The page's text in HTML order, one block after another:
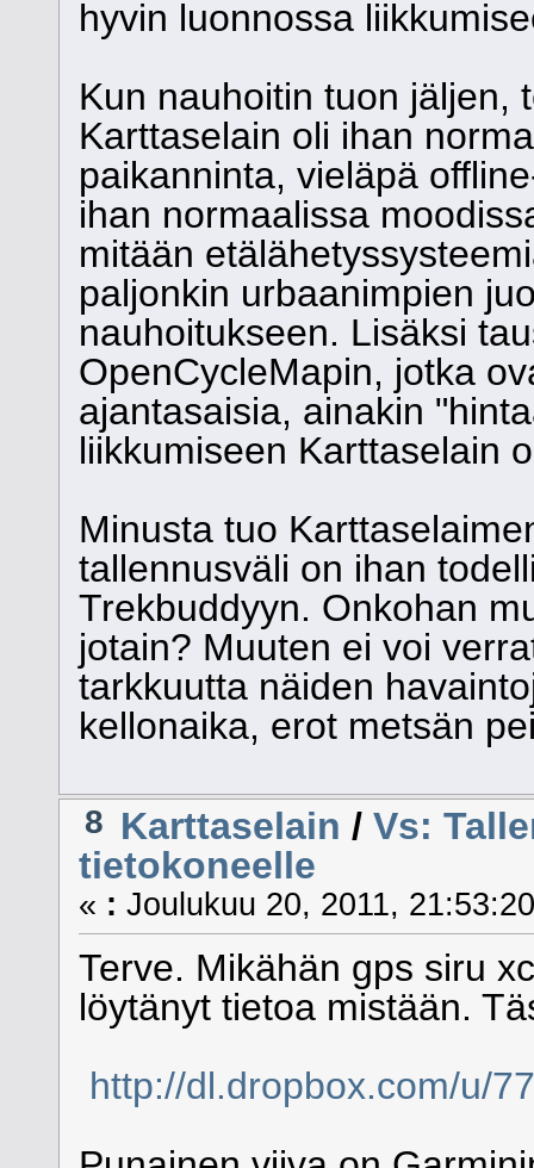
hyvin luonnossa
Kun nauhoitin tuon jäljen,
Karttaselain oli ihan
paikanninta, vieläpä
ihan normaalissa
mitään
paljonkin urbaanimpien
nauhoitukseen. Lisäksi
OpenCycleMapin, jotka
ajantasaisia, ainakin
liikkumiseen Karttaselain
Minusta tuo
tallennusväli on ihan
Trekbuddyyn. Onkohan
jotain? Muuten ei voi
tarkkuutta näiden
kellonaika, erot metsän
8 Karttaselain /Vs:
tietokoneelle
« : Joulukuu 20, 2011,
Terve. Mikähän gps siru
löytänyt tietoa mistään.
http://dl.dropbox.com/u/